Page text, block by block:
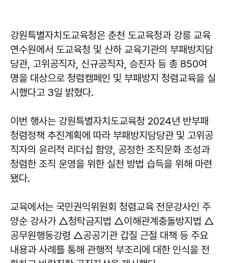
강원특별자치도교육청은 춘천 도교육청과 강릉 교육
연수원에서 도교육청 및 산하 교육기관의 부패방지담
당관, 고위공직자, 신규공직자, 승진자 등 총 850여
명을 대상으로 청렴캠페인 및 부패방지 청렴교육을 실
시했다고 3일 밝혔다.
이번 행사는 강원특별자치도교육청 2024년 반부패
청렴정책 추진계획에 따라 부패방지담당관 및 고위공
직자의 윤리적 리더십 함양, 공정한 조직문화 조성과
청렴한 조직 운영을 위한 실천 방법 습득을 위해 마련
됐다.
교육에서는 국민권익위원회 청렴교육 전문강사인 주
양순 강사가 △청탁금지법 △이해관계충돌방지법 △
공무원행동강령 △공공기관 갑질 근절 대책 등 주요
내용과 사례를 통해 관행적 부조리에 대한 인식을 전